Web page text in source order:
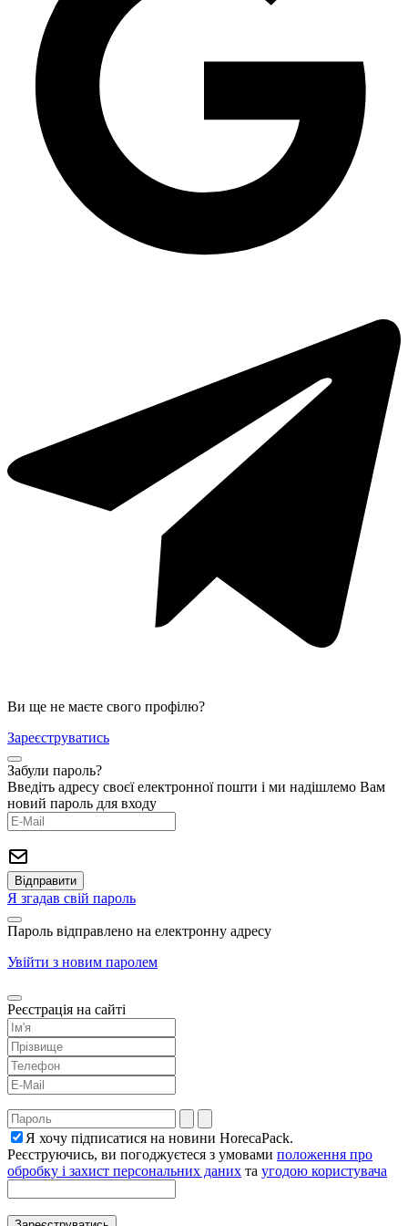
Крафт пакети ціна
Пластикові стакани купити київ
Одноразові прибори оптом
Пластикові упаковки для торта
Упаковка для салатів Крафтова з кришкою 1300 мл, 500 шт/уп
Відро прозоре з широкою ручкою 2.3 л
Упаковка для тортів 2 кг ПС-25, 200 шт/уп
Упаковка для боулів 750 мл
Супниці зі спіненого полістиролу
Ви ще не маєте свого профілю?
Зареєструватись
Забули пароль?
Введіть адресу своєї електронної пошти і ми надішлемо Вам
новий пароль для входу
Я згадав свій пароль
Пароль відправлено на електронну адресу
Увійти з новим паролем
Реєстрація на сайті
Я хочу підписатися на новини HorecaPack.
Реєструючись, ви погоджуєтеся з умовами положення про
обробку і захист персональних даних та угодою користувача